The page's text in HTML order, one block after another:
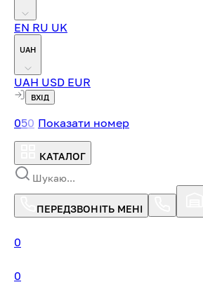
EN RU UK
UAH
UAH USD EUR
ВХІД
050 Показати номер
КАТАЛОГ
ПЕРЕДЗВОНІТЬ МЕНІ
0
0